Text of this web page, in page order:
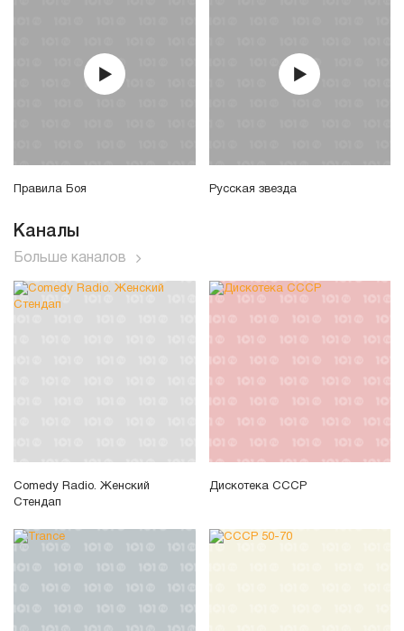
Правила Боя Русская звезда
Каналы
Больше каналов
Comedy Radio. Женский
Стендап
Дискотека СССР